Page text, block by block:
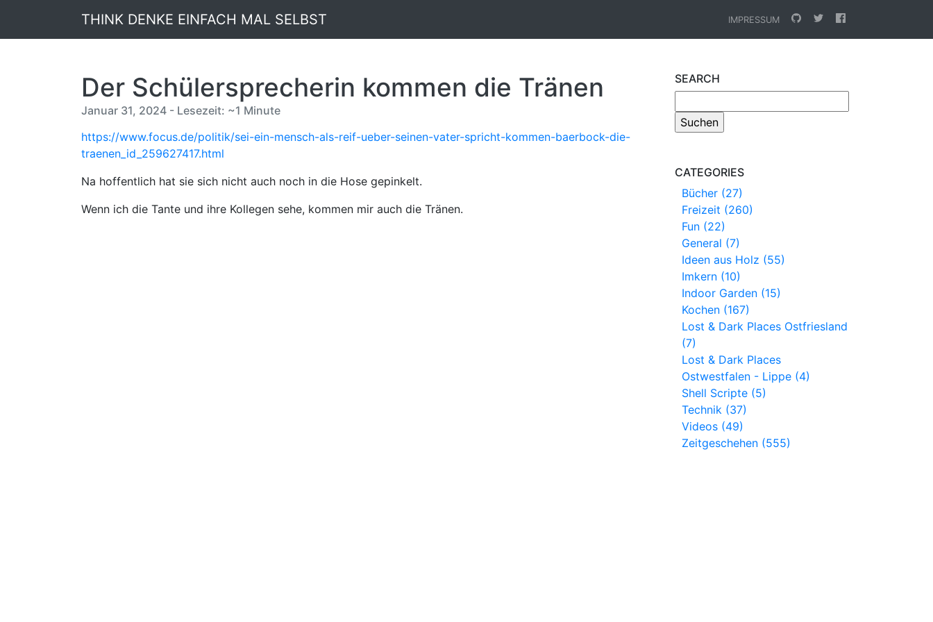
THINK DENKE EINFACH MAL SELBST IMPRESSUM
Der Schülersprecherin kommen die Tränen
Januar 31, 2024 - Lesezeit: ~1 Minute
https://www.focus.de/politik/sei-ein-mensch-als-reif-ueber-seinen-vater-spricht-kommen-baerbock-die-
traenen_id_259627417.html
Na hoffentlich hat sie sich nicht auch noch in die Hose gepinkelt.
Wenn ich die Tante und ihre Kollegen sehe, kommen mir auch die Tränen.
SEARCH
CATEGORIES
Bücher (27)
Freizeit (260)
Fun (22)
General (7)
Ideen aus Holz (55)
Imkern (10)
Indoor Garden (15)
Kochen (167)
Lost & Dark Places Ostfriesland
(7)
Lost & Dark Places
Ostwestfalen - Lippe (4)
Shell Scripte (5)
Technik (37)
Videos (49)
Zeitgeschehen (555)